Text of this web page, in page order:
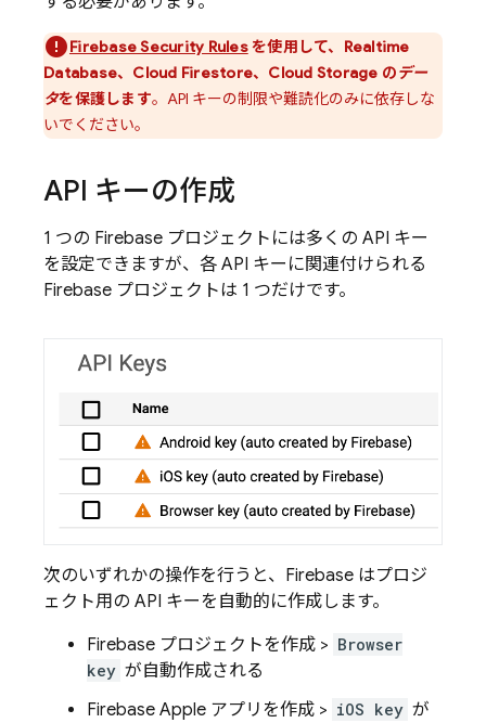
Firebase Security Rulesを使用して、 Realtime
Database、 Cloud Firestore、 Cloud Storage のデー
タを保護します。API キーの制限や難読化のみに依存しな
いでください。
API キーの作成
1 つの Firebase プロジェクトには多くの API キー
を設定できますが、各 API キーに関連付けられる
Firebase プロジェクトは 1 つだけです。
次のいずれかの操作を行うと、Firebase はプロジ
ェクト用の API キーを自動的に作成します。
Firebase プロジェクトを作成 > Browser
key が自動作成される
Firebase Apple アプリを作成 > iOS key が